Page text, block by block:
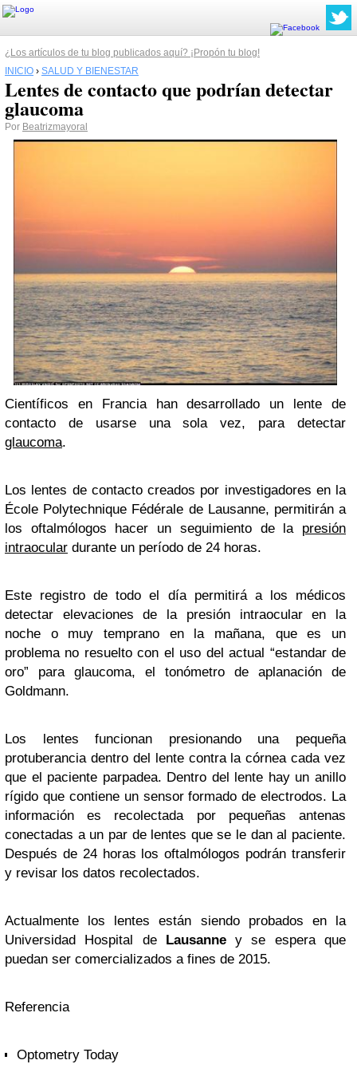
¿Los artículos de tu blog publicados aquí? ¡Propón tu blog!
INICIO › SALUD Y BIENESTAR
Lentes de contacto que podrían detectar
glaucoma
Por Beatrizmayoral
Científicos en Francia han desarrollado un lente de
contacto de usarse una sola vez, para detectar
glaucoma.
Los lentes de contacto creados por investigadores en la
École Polytechnique Fédérale de Lausanne, permitirán a
los oftalmólogos hacer un seguimiento de la presión
intraocular durante un período de 24 horas.
Este registro de todo el día permitirá a los médicos
detectar elevaciones de la presión intraocular en la
noche o muy temprano en la mañana, que es un
problema no resuelto con el uso del actual “estandar de
oro” para glaucoma, el tonómetro de aplanación de
Goldmann.
Los lentes funcionan presionando una pequeña
protuberancia dentro del lente contra la córnea cada vez
que el paciente parpadea. Dentro del lente hay un anillo
rígido que contiene un sensor formado de electrodos. La
información es recolectada por pequeñas antenas
conectadas a un par de lentes que se le dan al paciente.
Después de 24 horas los oftalmólogos podrán transferir
y revisar los datos recolectados.
Actualmente los lentes están siendo probados en la
Universidad Hospital de
Lausanney se espera que
puedan ser comercializados a fines de 2015.
Referencia
Optometry Today